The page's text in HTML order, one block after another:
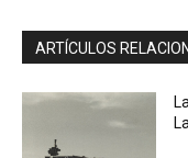
ARTÍCULOS